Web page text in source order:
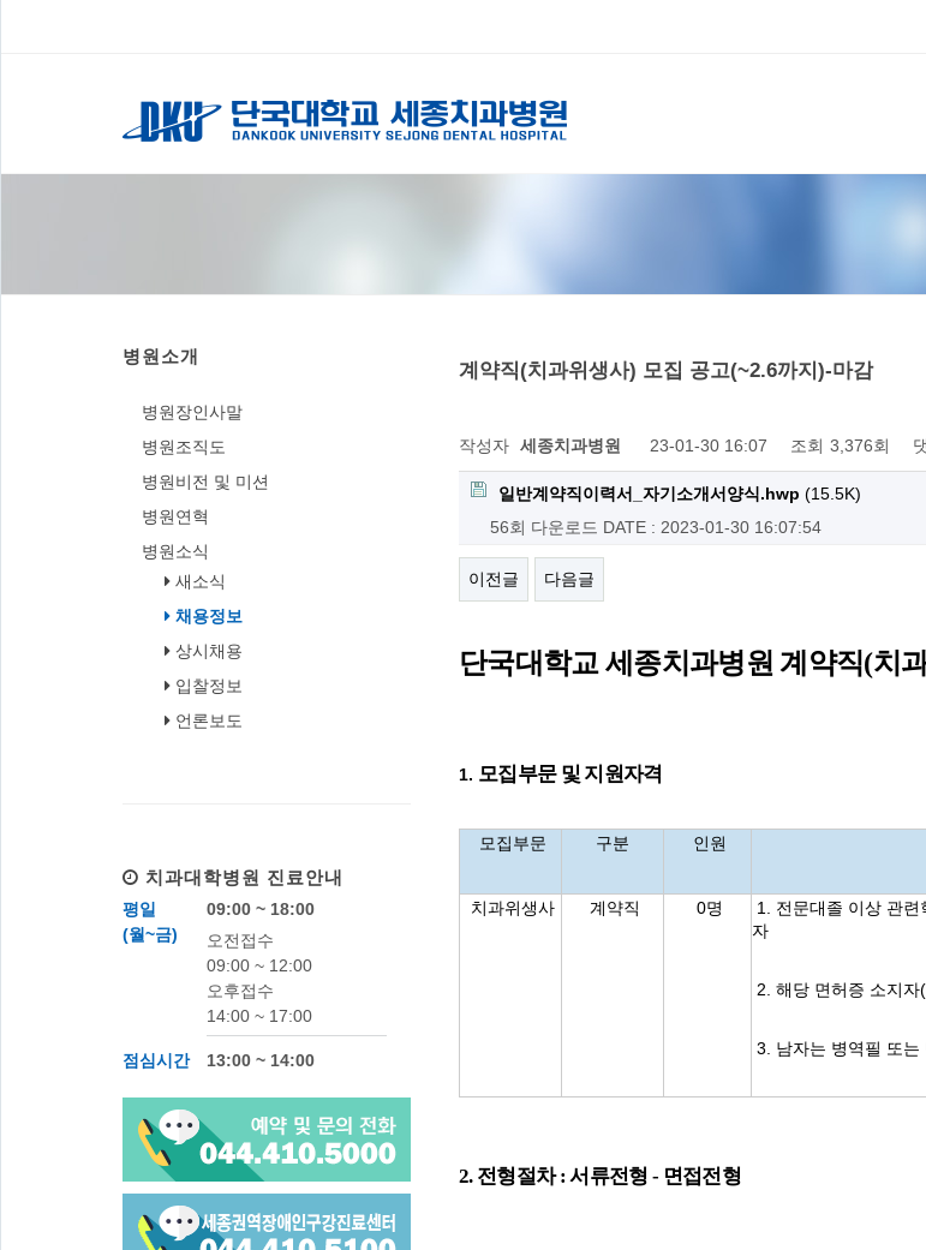
계약직(치과위생사) 모집 공고(~2.6까지)-마감
작성자 세종치과병원 23-01-30 16:07 조회 3,376회
일반계약직이력서_자기소개서양식.hwp (15.5K)
56회 다운로드 DATE : 2023-01-30 16:07:54
이전글 다음글
단국대학교 세종치과병원 계약직(치
1. 모집부문 및 지원자격
모집부문 구분 인원
치과위생사 계약직 0명
1. 전문대졸 이상 관
자
2. 해당 면허증 소지
3. 남자는 병역필 또는
2. 전형절차:서류전형- 면접전형
병원소개
병원장인사말
병원조직도
병원비전 및 미션
병원연혁
병원소식
새소식
채용정보
상시채용
입찰정보
언론보도
치과대학병원 진료안내
평일
(월~금)
09:00 ~ 18:00
오전접수
09:00 ~ 12:00
오후접수
14:00 ~ 17:00
점심시간 13:00 ~ 14:00